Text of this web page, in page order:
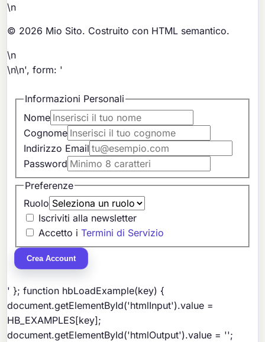
\n
© 2026 Mio Sito. Costruito con HTML semantico.
\n
\n\n', form: '
Informazioni Personali
Nome
Cognome
Indirizzo Email
Password
Preferenze
Ruolo
Iscriviti alla newsletter
Accetto iTermini di Servizio
Crea Account
' }; function hbLoadExample(key) {
document.getElementById('htmlInput').value =
HB_EXAMPLES[key];
document.getElementById('htmlOutput').value = '';